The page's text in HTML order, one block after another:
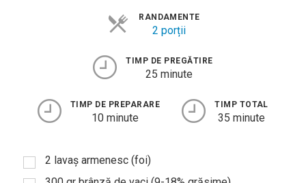
Nutriție
RANDAMENTE
2 porții
TIMP DE PREGĂTIRE
25 minute
TIMP DE PREPARARE
10 minute
TIMP TOTAL
35 minute
2 lavaș armenesc (foi)